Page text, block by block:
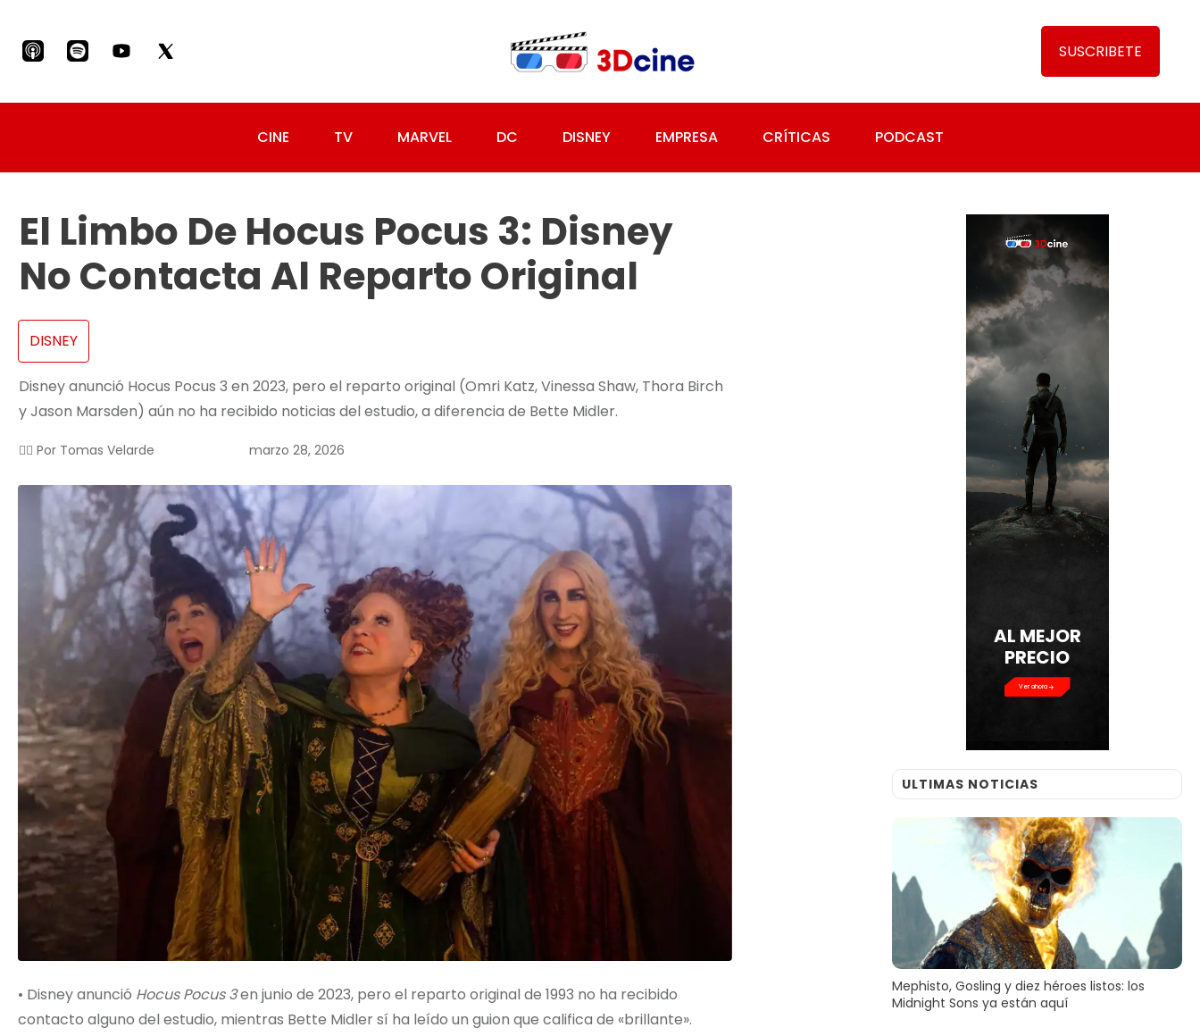
SUSCRIBETE
CINE TV MARVEL DC DISNEY EMPRESA CRÍTICAS PODCAST
El Limbo De Hocus Pocus 3: Disney
No Contacta Al Reparto Original
DISNEY
Disney anunció Hocus Pocus 3 en 2023, pero el reparto original (Omri Katz, Vinessa Shaw, Thora Birch
y Jason Marsden) aún no ha recibido noticias del estudio, a diferencia de Bette Midler.
✍🏻 Por Tomas Velarde marzo 28, 2026
• Disney anunció Hocus Pocus 3en junio de 2023, pero el reparto original de 1993 no ha recibido
contacto alguno del estudio, mientras Bette Midler sí ha leído un guion que califica de «brillante».
AL MEJOR
PRECIO
ULTIMAS NOTICIAS
Mephisto, Gosling y diez héroes listos: los
Midnight Sons ya están aquí